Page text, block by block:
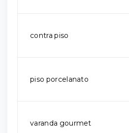
contra piso
piso porcelanato
varanda gourmet